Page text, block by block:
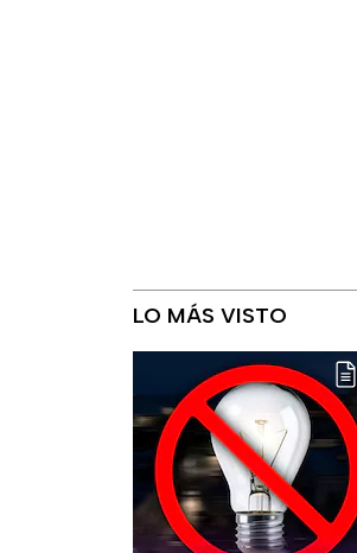
LO MÁS VISTO